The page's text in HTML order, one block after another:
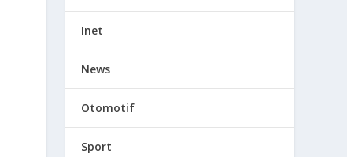
Inet
News
Otomotif
Sport